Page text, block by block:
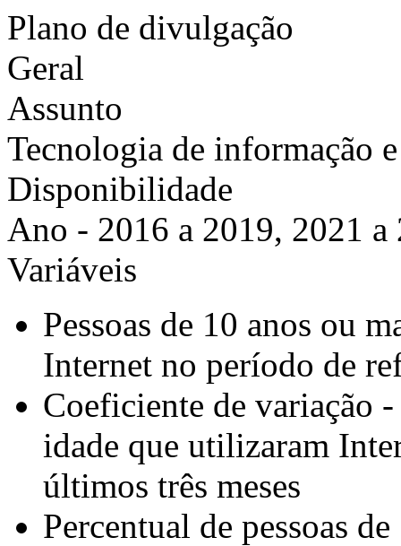
Plano de divulgação
Geral
Assunto
Tecnologia de informação
Disponibilidade
Ano - 2016 a 2019, 2021 a
Variáveis
Pessoas de 10 anos ou
Internet no período de
Coeficiente de variação -
idade que utilizaram
últimos três meses
Percentual de pessoas